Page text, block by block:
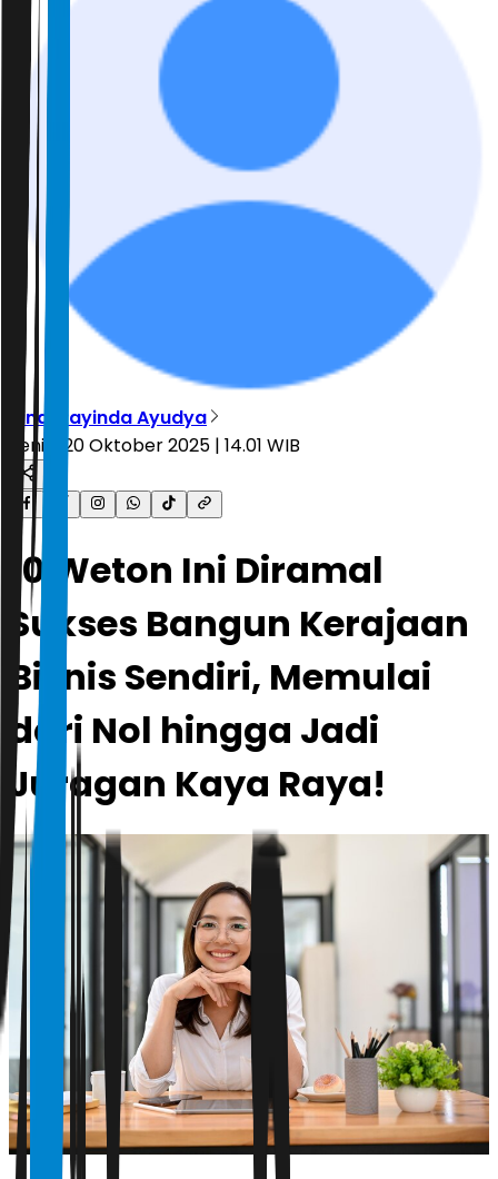
Vindi Rayinda Ayudya
Senin, 20 Oktober 2025 | 14.01 WIB
10 Weton Ini Diramal
Sukses Bangun Kerajaan
Bisnis Sendiri, Memulai
dari Nol hingga Jadi
Juragan Kaya Raya!